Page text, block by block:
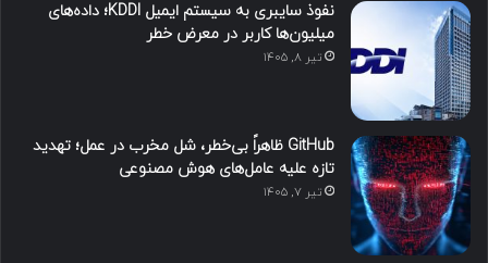
نفوذ سایبری به سیستم ایمیل KDDI؛ داده‌های
میلیون‌ها کاربر در معرض خطر
تیر ۸, ۱۴۰۵
GitHub ظاهراً بی‌خطر، شل مخرب در عمل؛ تهدید
تازه علیه عامل‌های هوش مصنوعی
تیر ۷, ۱۴۰۵